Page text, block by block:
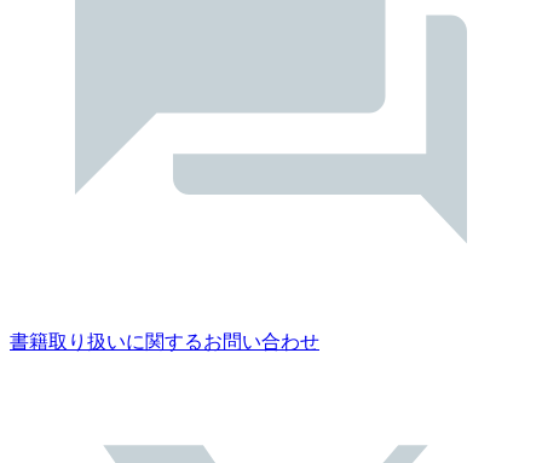
書籍取り扱いに関するお問い合わせ